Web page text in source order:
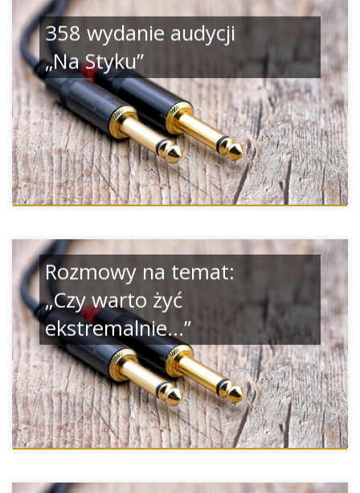
358 wydanie audycji
„Na Styku”
Rozmowy na temat:
„Czy warto żyć
ekstremalnie…”